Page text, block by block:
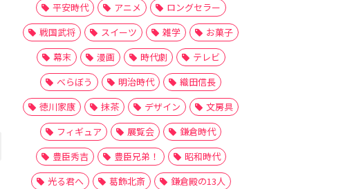
平安時代
アニメ
ロングセラー
戦国武将
スイーツ 雑学
お菓子
幕末
漫画 時代劇
テレビ
べらぼう
明治時代
織田信長
徳川家康
抹茶 デザイン
文房具
フィギュア
展覧会
鎌倉時代
豊臣秀吉
豊臣兄弟！
昭和時代
光る君へ
葛飾北斎 鎌倉殿の13人